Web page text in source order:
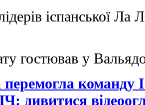
іспанської Ла
гостював у
команду
дивитися